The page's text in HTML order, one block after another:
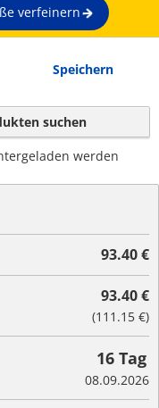
verfeinern
Speichern
suchen
werden
93.40 €
93.40 €
(111.15 €)
16 Tag
08.09.2026